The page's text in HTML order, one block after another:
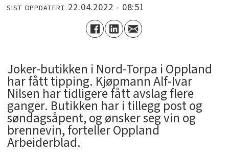
SIST OPPDATERT 22.04.2022 - 08:51
Joker-butikken i Nord-Torpa i Oppland
har fått tipping. Kjøpmann Alf-Ivar
Nilsen har tidligere fått avslag flere
ganger. Butikken har i tillegg post og
søndagsåpent, og ønsker seg vin og
brennevin, forteller Oppland
Arbeiderblad.